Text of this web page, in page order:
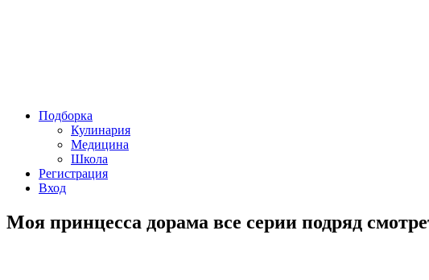
Подборка
Кулинария
Медицина
Школа
Регистрация
Вход
Моя принцесса дорама все серии подряд